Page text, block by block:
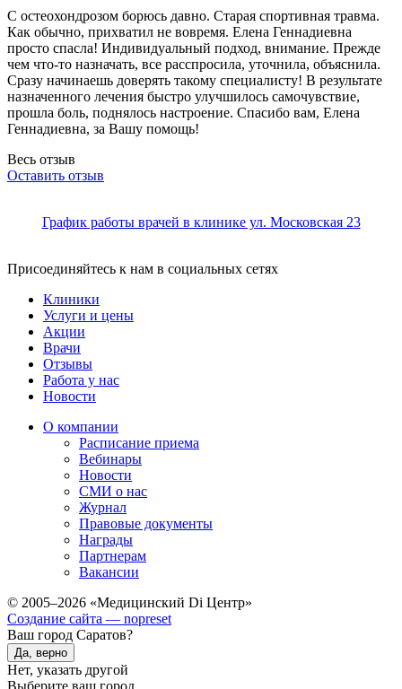
С остеохондрозом борюсь давно. Старая спортивная травма.
Как обычно, прихватил не вовремя. Елена Геннадиевна
просто спасла! Индивидуальный подход, внимание. Прежде
чем что-то назначать, все расспросила, уточнила, объяснила.
Сразу начинаешь доверять такому специалисту! В результате
назначенного лечения быстро улучшилось самочувствие,
прошла боль, поднялось настроение. Спасибо вам, Елена
Геннадиевна, за Вашу помощь!
Весь отзыв
Оставить отзыв
График работы врачей в клинике ул. Московская 23
Присоединяйтесь к нам в социальных сетях
Клиники
Услуги и цены
Акции
Врачи
Отзывы
Работа у нас
Новости
О компании
Расписание приема
Вебинары
Новости
СМИ о нас
Журнал
Правовые документы
Награды
Партнерам
Вакансии
© 2005–2026 «Медицинский Di Центр»
Создание сайта — nopreset
Ваш город Саратов?
Да, верно
Нет, указать другой
Выберите ваш город